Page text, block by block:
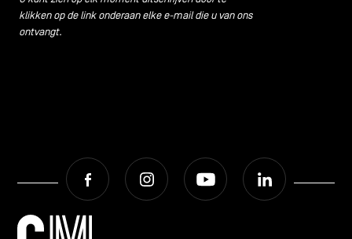
klikken op de link onderaan elke e-mail die u van ons
ontvangt.
Facebook Instagram Youtube